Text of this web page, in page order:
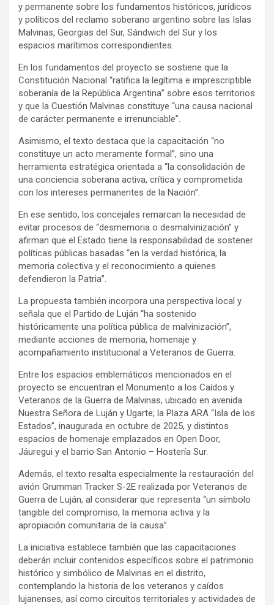
y permanente sobre los fundamentos históricos, jurídicos
y políticos del reclamo soberano argentino sobre las Islas
Malvinas, Georgias del Sur, Sándwich del Sur y los
espacios marítimos correspondientes.
En los fundamentos del proyecto se sostiene que la
Constitución Nacional “ratifica la legítima e imprescriptible
soberanía de la República Argentina” sobre esos territorios
y que la Cuestión Malvinas constituye “una causa nacional
de carácter permanente e irrenunciable”.
Asimismo, el texto destaca que la capacitación “no
constituye un acto meramente formal”, sino una
herramienta estratégica orientada a “la consolidación de
una conciencia soberana activa, crítica y comprometida
con los intereses permanentes de la Nación”.
En ese sentido, los concejales remarcan la necesidad de
evitar procesos de “desmemoria o desmalvinización” y
afirman que el Estado tiene la responsabilidad de sostener
políticas públicas basadas “en la verdad histórica, la
memoria colectiva y el reconocimiento a quienes
defendieron la Patria”.
La propuesta también incorpora una perspectiva local y
señala que el Partido de Luján “ha sostenido
históricamente una política pública de malvinización”,
mediante acciones de memoria, homenaje y
acompañamiento institucional a Veteranos de Guerra.
Entre los espacios emblemáticos mencionados en el
proyecto se encuentran el Monumento a los Caídos y
Veteranos de la Guerra de Malvinas, ubicado en avenida
Nuestra Señora de Luján y Ugarte; la Plaza ARA “Isla de los
Estados”, inaugurada en octubre de 2025, y distintos
espacios de homenaje emplazados en Open Door,
Jáuregui y el barrio San Antonio – Hostería Sur.
Además, el texto resalta especialmente la restauración del
avión Grumman Tracker S-2E realizada por Veteranos de
Guerra de Luján, al considerar que representa “un símbolo
tangible del compromiso, la memoria activa y la
apropiación comunitaria de la causa”.
La iniciativa establece también que las capacitaciones
deberán incluir contenidos específicos sobre el patrimonio
histórico y simbólico de Malvinas en el distrito,
contemplando la historia de los veteranos y caídos
lujanenses, así como circuitos territoriales y actividades de